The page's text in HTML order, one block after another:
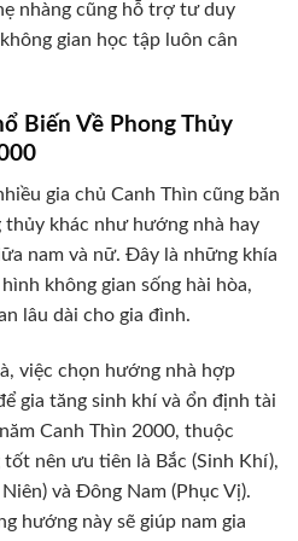
nhàng cũng hỗ trợ tư duy
gian học tập luôn cân
Biến Về Phong Thủy
gia chủ Canh Thìn cũng băn
thủy khác như hướng nhà hay
nam và nữ. Đây là những khía
không gian sống hài hòa,
lâu dài cho gia đình.
việc chọn hướng nhà hợp
gia tăng sinh khí và ổn định tài
Canh Thìn 2000, thuộc
nên ưu tiên là Bắc (Sinh Khí),
và Đông Nam (Phục Vị).
hướng này sẽ giúp nam gia